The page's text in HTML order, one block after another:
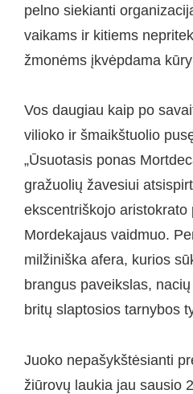
pelno siekianti
vaikams ir kitiems
žmonėms įkvėpdama
Vos daugiau kaip po
vilioko ir šmaikštuolio
„Ūsuotasis ponas
gražuolių žavesiui
ekscentriškojo aristokrato
Mordekajaus vaidmuo.
milžiniška afera, kurios
brangus paveikslas,
britų slaptosios tarnybos
Juoko nepašykštėsianti
žiūrovų laukia jau sausio